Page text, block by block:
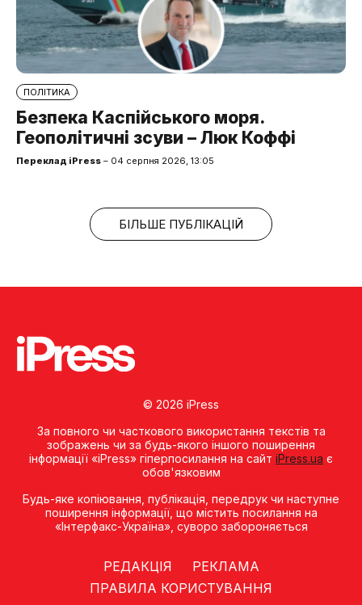
ПОЛІТИКА
Безпека Каспійського моря.
Геополітичні зсуви – Люк Коффі
Переклад iPress – 04 серпня 2026, 13:05
БІЛЬШЕ ПУБЛІКАЦІЙ
© 2026 iPress
За повного чи часткового використання текстів та
зображень чи за будь-якого іншого поширення
інформації «iPress» гіперпосилання на сайт iPress.ua є
обов'язковим
Будь-яке копiювання, публiкацiя, передрук чи наступне
поширення iнформацiї, що мiстить посилання на
«Iнтерфакс-Україна», суворо забороняється
РЕДАКЦІЯ
РЕКЛАМА
ПРАВИЛА КОРИСТУВАННЯ